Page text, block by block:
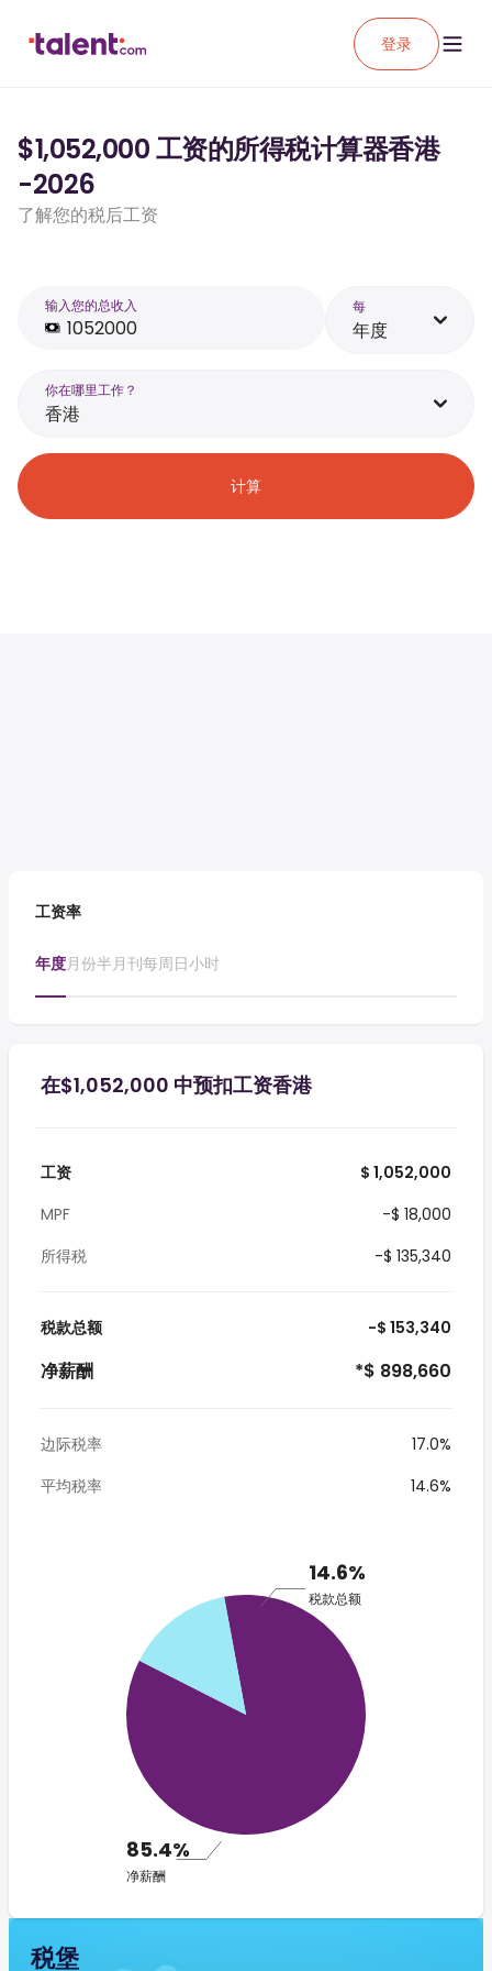
登录
$1,052,000 工资的所得税计算器香港
-2026
了解您的税后工资
输入您的总收入 每
年度
你在哪里工作？
香港
计算
工资率
年度月份半月刊每周日小时
在$1,052,000 中预扣工资香港
工资
$ 1,052,000
MPF
-$ 18,000
所得税
-$ 135,340
税款总额 -$ 153,340
净薪酬 *$ 898,660
边际税率
17.0%
平均税率
14.6%
14.6%
税款总额
85.4%
净薪酬
税堡